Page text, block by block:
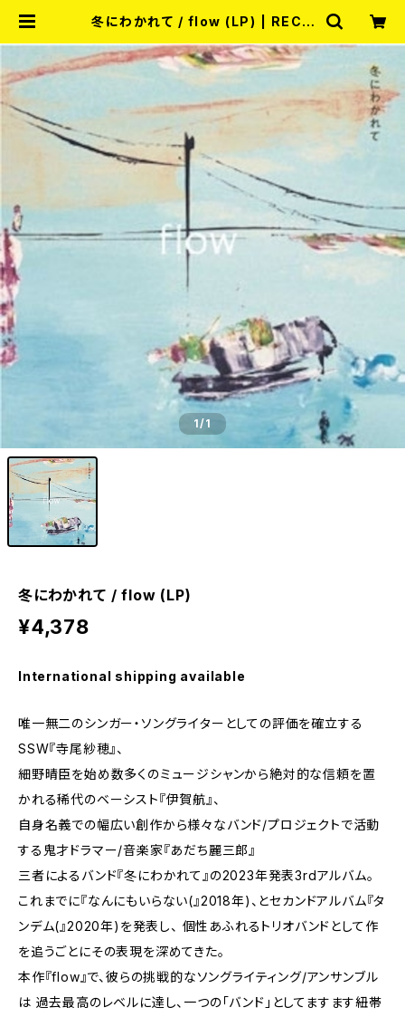
冬にわかれて / flow (LP) | RECO
1/1
冬にわかれて / flow (LP)
¥4,378
International shipping available
唯一無二のシンガー・ソングライターとしての評価を確立する
SSW『寺尾紗穂』、
細野晴臣を始め数多くのミュージシャンから絶対的な信頼を置
かれる稀代のベーシスト『伊賀航』、
自身名義での幅広い創作から様々なバンド/プロジェクトで活動
する鬼才ドラマー/音楽家『あだち麗三郎』
三者によるバンド『冬にわかれて』の2023年発表3rdアルバム。
これまでに『なんにもいらない(』2018年)、とセカンドアルバム『タ
ンデム(』2020年)を発表し、 個性あふれるトリオバンドとして作
を追うごとにその表現を深めてきた。
本作『flow』で、彼らの挑戦的なソングライティング/アンサンブル
は 過去最高のレベルに達し、一つの「バンド」としてますます紐帯